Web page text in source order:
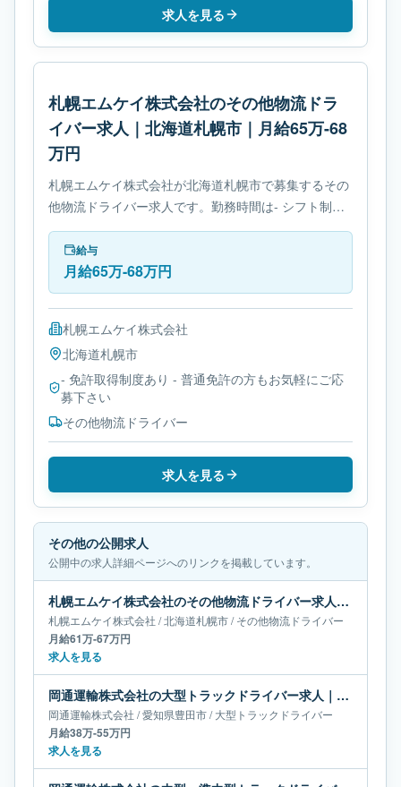
求人を見る
札幌エムケイ株式会社のその他物流ドラ
イバー求人｜北海道札幌市｜月給65万-68
万円
札幌エムケイ株式会社が北海道札幌市で募集するその
他物流ドライバー求人です。勤務時間は- シフト制で
す。必要免許は- 免許取得制度ありです。
給与
月給65万-68万円
札幌エムケイ株式会社
北海道札幌市
- 免許取得制度あり - 普通免許の方もお気軽にご応
募下さい
その他物流ドライバー
求人を見る
その他の公開求人
公開中の求人詳細ページへのリンクを掲載しています。
札幌エムケイ株式会社のその他物流ドライバー求人｜北海道札幌市｜月給61万-67万円
札幌エムケイ株式会社 /北海道札幌市/その他物流ドライバー
月給61万-67万円
求人を見る
岡通運輸株式会社の大型トラックドライバー求人｜愛知県豊田市｜月給38万-55万円
岡通運輸株式会社 /愛知県豊田市/大型トラックドライバー
月給38万-55万円
求人を見る